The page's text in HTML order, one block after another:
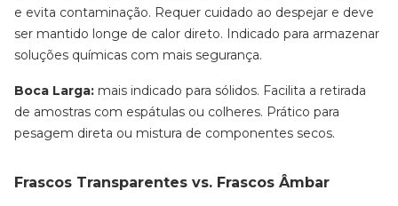
e evita contaminação. Requer cuidado ao despejar e deve
ser mantido longe de calor direto. Indicado para armazenar
soluções químicas com mais segurança.
Boca Larga: mais indicado para sólidos. Facilita a retirada
de amostras com espátulas ou colheres. Prático para
pesagem direta ou mistura de componentes secos.
Frascos Transparentes vs. Frascos Âmbar